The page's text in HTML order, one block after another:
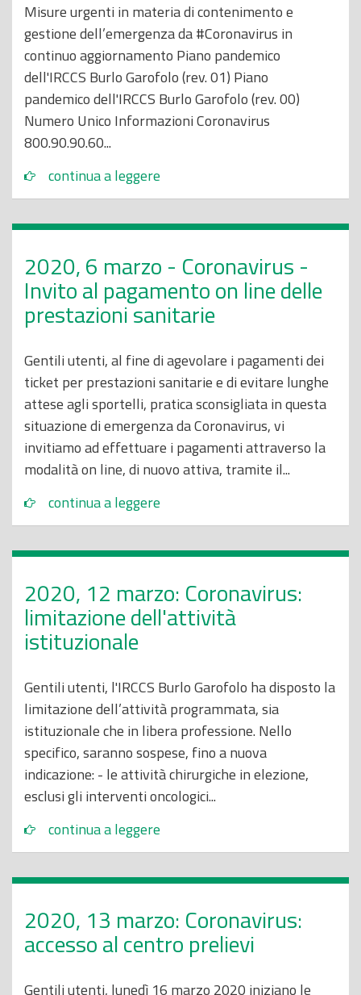
Misure urgenti in materia di contenimento e
gestione dell’emergenza da #Coronavirus in
continuo aggiornamento Piano pandemico
dell'IRCCS Burlo Garofolo (rev. 01) Piano
pandemico dell'IRCCS Burlo Garofolo (rev. 00)
Numero Unico Informazioni Coronavirus
800.90.90.60...
continua a leggere
2020, 6 marzo - Coronavirus -
Invito al pagamento on line delle
prestazioni sanitarie
Gentili utenti, al fine di agevolare i pagamenti dei
ticket per prestazioni sanitarie e di evitare lunghe
attese agli sportelli, pratica sconsigliata in questa
situazione di emergenza da Coronavirus, vi
invitiamo ad effettuare i pagamenti attraverso la
modalità on line, di nuovo attiva, tramite il...
continua a leggere
2020, 12 marzo: Coronavirus:
limitazione dell'attività
istituzionale
Gentili utenti, l'IRCCS Burlo Garofolo ha disposto la
limitazione dell’attività programmata, sia
istituzionale che in libera professione. Nello
specifico, saranno sospese, fino a nuova
indicazione: - le attività chirurgiche in elezione,
esclusi gli interventi oncologici...
continua a leggere
2020, 13 marzo: Coronavirus:
accesso al centro prelievi
Gentili utenti, lunedì 16 marzo 2020 iniziano le